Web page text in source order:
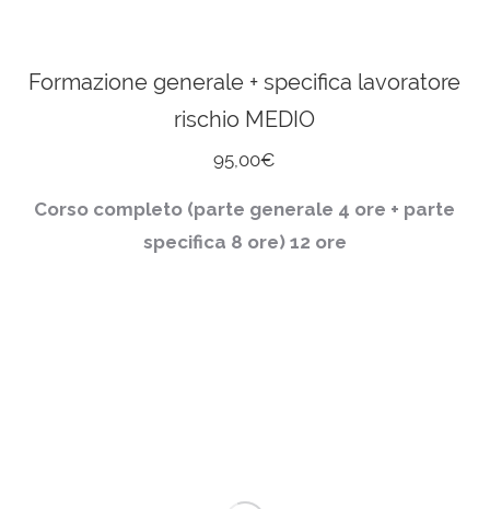
Formazione generale + specifica lavoratore
rischio MEDIO
95,00€
Corso completo (parte generale 4 ore + parte
specifica 8 ore) 12 ore